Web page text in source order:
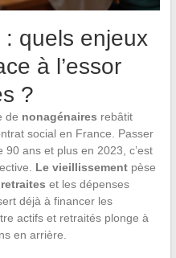
quels enjeux
à l’essor
?
de nonagénaires rebâtit
social en France. Passer
ans et plus en 2023, c’est
Le vieillissementpèse
retraites et les dépenses
déjà à financer les
actifs et retraités plonge à
en arrière.